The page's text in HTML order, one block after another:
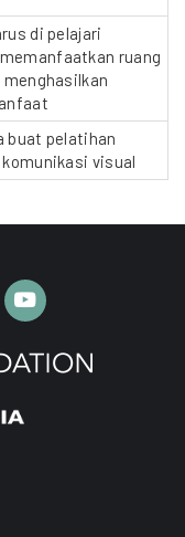
di pelajari
ruang
buat pelatihan
visual